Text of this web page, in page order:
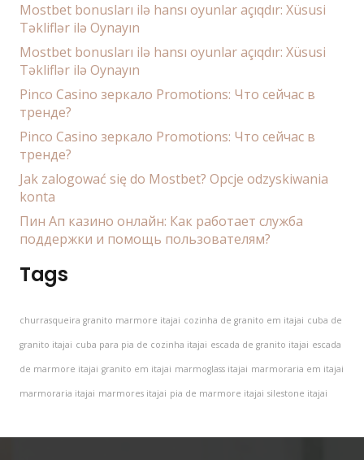
Mostbet bonusları ilə hansı oyunlar açıqdır: Xüsusi
Təkliflər ilə Oynayın
Mostbet bonusları ilə hansı oyunlar açıqdır: Xüsusi
Təkliflər ilə Oynayın
Pinco Casino зеркало Promotions: Что сейчас в
тренде?
Pinco Casino зеркало Promotions: Что сейчас в
тренде?
Jak zalogować się do Mostbet? Opcje odzyskiwania
konta
Пин Ап казино онлайн: Как работает служба
поддержки и помощь пользователям?
Tags
churrasqueira granito marmore itajai cozinha de granito em itajai cuba de
granito itajai cuba para pia de cozinha itajai escada de granito itajai escada
de marmore itajai granito em itajai marmoglass itajai marmoraria em itajai
marmoraria itajai marmores itajai pia de marmore itajai silestone itajai